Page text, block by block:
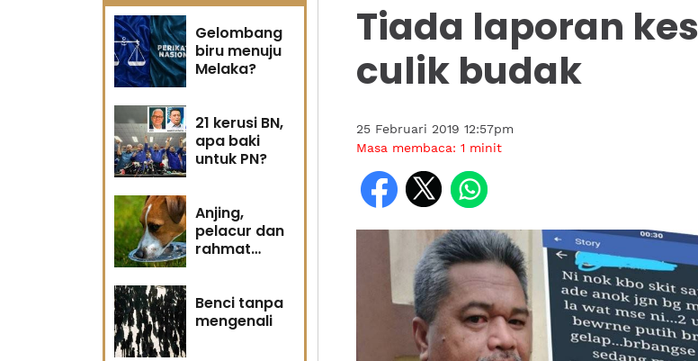
Gelombang
biru menuju
Melaka?
21 kerusi BN,
apa baki
untuk PN?
Anjing,
pelacur dan
rahmat
Benci tanpa
mengenali
Tiada laporan kes
culik budak
25 Februari 2019 12:57pm
Masa membaca: 1 minit